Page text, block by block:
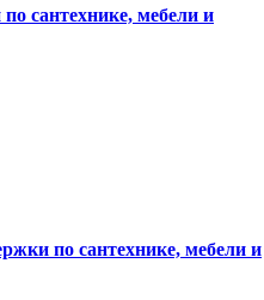
сантехнике, мебели и
по сантехнике, мебели и